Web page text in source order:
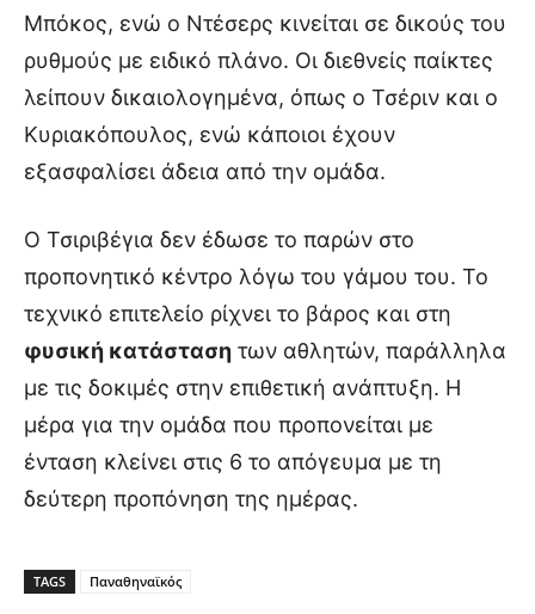
Μπόκος, ενώ ο Ντέσερς κινείται σε δικούς του
ρυθμούς με ειδικό πλάνο. Οι διεθνείς παίκτες
λείπουν δικαιολογημένα, όπως ο Τσέριν και ο
Κυριακόπουλος, ενώ κάποιοι έχουν
εξασφαλίσει άδεια από την ομάδα.
Ο Τσιριβέγια δεν έδωσε το παρών στο
προπονητικό κέντρο λόγω του γάμου του. Το
τεχνικό επιτελείο ρίχνει το βάρος και στη
φυσική κατάσταση των αθλητών, παράλληλα
με τις δοκιμές στην επιθετική ανάπτυξη. Η
μέρα για την ομάδα που προπονείται με
ένταση κλείνει στις 6 το απόγευμα με τη
δεύτερη προπόνηση της ημέρας.
TAGS Παναθηναϊκός